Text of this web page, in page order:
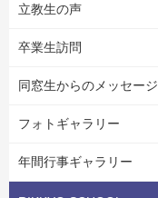
立教生の声
卒業生訪問
同窓生からのメッセージ
フォトギャラリー
年間行事ギャラリー